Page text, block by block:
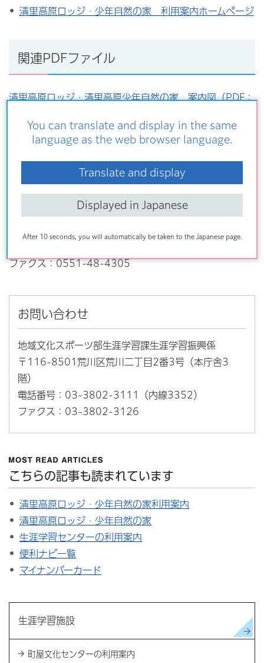
You can translate and display in the same
language as the web browser language.
Translate and display
Displayed in Japanese
After 10 seconds, you will automatically be taken to the Japanese page.
清里高原ロッジ・少年自然の家 利用案内ホームページ
関連PDFファイル
清里高原ロッジ・清里高原少年自然の家 案内図（PDF：
連絡先
清里高原ロッジ・清里高原少年自然の家
〒407-0301
ファクス：0551-48-4305
お問い合わせ
地域文化スポーツ部生涯学習課生涯学習振興係
〒116-8501荒川区荒川二丁目2番3号（本庁舎3
階）
電話番号：03-3802-3111（内線3352）
ファクス：03-3802-3126
こちらの記事も読まれています
清里高原ロッジ・少年自然の家利用案内
清里高原ロッジ・少年自然の家
生涯学習センターの利用案内
便利ナビ一覧
マイナンバーカード
生涯学習施設
町屋文化センターの利用案内